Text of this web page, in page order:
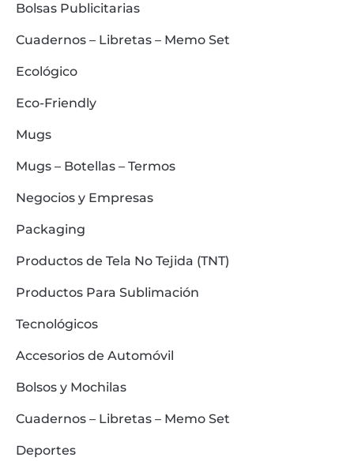
Bolsas Publicitarias
Cuadernos – Libretas – Memo Set
Ecológico
Eco-Friendly
Mugs
Mugs – Botellas – Termos
Negocios y Empresas
Packaging
Productos de Tela No Tejida (TNT)
Productos Para Sublimación
Tecnológicos
Accesorios de Automóvil
Bolsos y Mochilas
Cuadernos – Libretas – Memo Set
Deportes